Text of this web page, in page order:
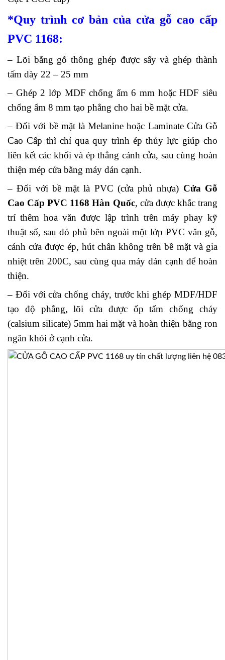
*Quy trình cơ bản của cửa gỗ cao cấp
PVC 1168:
– Lõi bằng gỗ thông ghép được sấy và ghép thành
tấm dày 22 – 25 mm
– Ghép 2 lớp MDF chống ẩm 6 mm hoặc HDF siêu
chống ẩm 8 mm tạo phẳng cho hai bề mặt cửa.
– Đối với bề mặt là Melanine hoặc Laminate Cửa Gỗ
Cao Cấp thì chỉ qua quy trình ép thủy lực giúp cho
liên kết các khối và ép thẳng cánh cửa, sau cùng hoàn
thiện mép cửa bằng máy dán cạnh.
– Đối với bề mặt là PVC (cửa phủ nhựa) Cửa Gỗ
Cao Cấp PVC 1168 Hàn Quốc, cửa được khắc trang
trí thêm hoa văn được lập trình trên máy phay kỹ
thuật số, sau đó phủ bên ngoài một lớp PVC vân gỗ,
cánh cửa được ép, hút chân không trên bề mặt và gia
nhiệt trên 200C, sau cùng qua máy dán cạnh để hoàn
thiện.
– Đối với cửa chống cháy, trước khi ghép MDF/HDF
tạo độ phẳng, lõi cửa được ốp tấm chống cháy
(calsium silicate) 5mm hai mặt và hoàn thiện bằng ron
ngăn khói ở cạnh cửa.